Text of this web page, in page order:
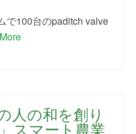
で100台のpaditch valve
人の和を創り
スマート農業